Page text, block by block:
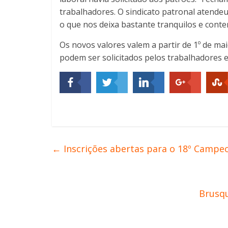
trabalhadores. O sindicato patronal
o que nos deixa bastante tranquilos e
Os novos valores valem a partir de 1º de
podem ser solicitados pelos trabalhadores
← Inscrições abertas para o 18º